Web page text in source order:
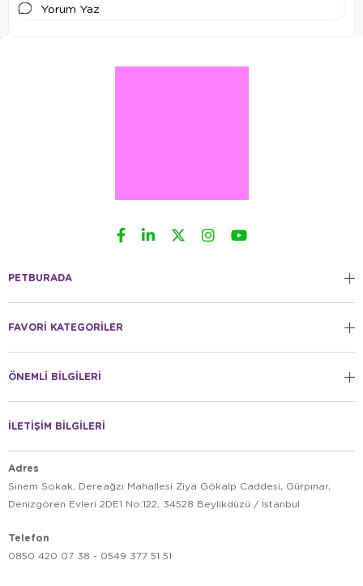
Yorum Yaz
PETBURADA
FAVORİ KATEGORİLER
ÖNEMLİ BİLGİLERİ
İLETİŞİM BİLGİLERİ
Adres
Sinem Sokak, Dereağzı Mahallesi Ziya Gökalp Caddesi, Gürpınar,
Denizgören Evleri 2DE1 No:122, 34528 Beylikdüzü / İstanbul
Telefon
0850 420 07 38 - 0549 377 51 51